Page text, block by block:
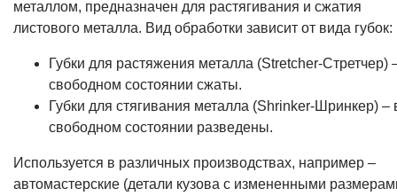
металлом, предназначен для растягивания и сжатия
листового металла. Вид обработки зависит от вида губок:
Губки для растяжения металла (Stretcher-Стретчер)
свободном состоянии сжаты.
Губки для стягивания металла (Shrinker-Шринкер) –
свободном состоянии разведены.
Используется в различных производствах, например –
автомастерские (детали кузова с измененными